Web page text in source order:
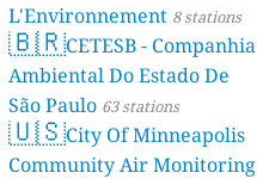
L'Environnement 8 stations
🇧🇷CETESB - Companhia
Ambiental Do Estado De
São Paulo 63 stations
🇺🇸City Of Minneapolis
Community Air Monitoring